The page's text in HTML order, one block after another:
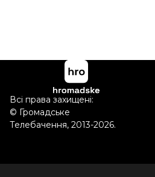
Всі права захищені:
© Громадське
Телебачення, 2013-2026.